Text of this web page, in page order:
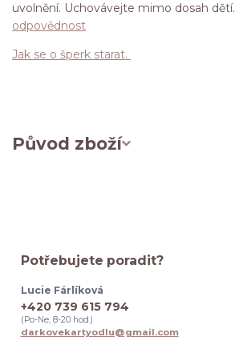
uvolnění. Uchovávejte mimo dosah dětí.
odpovědnost
Jak se o šperk starat.
Původ zboží
Potřebujete poradit?
Lucie Fárlíková
+420 739 615 794
(Po-Ne, 8-20 hod.)
darkovekartyodlu@gmail.com